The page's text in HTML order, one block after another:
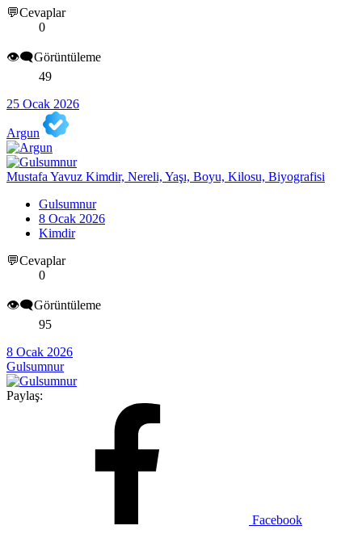
💬Cevaplar
0
👁️‍🗨️Görüntüleme
49
25 Ocak 2026
Argun
Mustafa Yavuz Kimdir, Nereli, Yaşı, Boyu, Kilosu, Biyografisi
Gulsumnur
8 Ocak 2026
Kimdir
💬Cevaplar
0
👁️‍🗨️Görüntüleme
95
8 Ocak 2026
Gulsumnur
Paylaş:
Facebook